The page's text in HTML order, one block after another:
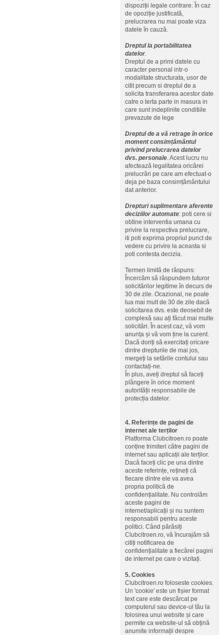
dispoziții legale contrare. În caz
de opoziție justificată,
prelucrarea nu mai poate viza
datele în cauză.
Dreptul la portabilitatea
datelor.
Dreptul de a primi datele cu
caracter personal intr-o
modalitate structurata, usor de
citit precum si dreptul de a
solicita transferarea acestor date
catre o terta parte in masura in
care sunt indeplinite conditiile
prevazute de lege
Dreptul de a vă retrage în orice
moment consimțământul
privind prelucrarea datelor
dvs. personale. Acest lucru nu
afectează legalitatea oricărei
prelucrări pe care am efectuat-o
deja pe baza consimțământului
dat anterior.
Drepturi suplimentare aferente
deciziilor automate: poti cere si
obtine interventia umana cu
privire la respectiva prelucrare,
iti poti exprima propriul punct de
vedere cu privire la aceasta si
poti contesta decizia.
Termen limită de răspuns:
Încercăm să răspundem tuturor
solicitărilor legitime în decurs de
30 de zile. Ocazional, ne poate
lua mai mult de 30 de zile dacă
solicitarea dvs. este deosebit de
complexă sau ați făcut mai multe
solicitări. În acest caz, vă vom
anunța și vă vom ține la curent.
Dacă doriți să exercitați oricare
dintre drepturile de mai jos,
mergeți la setările contului sau
contactați-ne.
În plus, aveți dreptul să faceți
plângere în orice moment
autorității responsabile de
protecția datelor.
4. Referințe de pagini de
internet ale terților
Platforma Clubcitroen.ro poate
conține trimiteri către pagini de
internet sau aplicații ale terților.
Dacă faceți clic pe una dintre
aceste referințe, rețineți că
fiecare dintre ele va avea
propria politică de
confidențialitate. Nu controlăm
aceste pagini de
internet/aplicații și nu suntem
responsabili pentru aceste
politici. Când părăsiți
Clubcitroen.ro, vă încurajăm să
citiți notificarea de
confidențialitate a fiecărei pagini
de internet pe care o vizitați.
5. Cookies
Clubcitroen.ro foloseste cookies.
Un 'cookie' este un fișier format
text care este descărcat pe
computerul sau device-ul tău la
folosirea unui website și care
permite ca website-ul să obțină
anumite informații despre